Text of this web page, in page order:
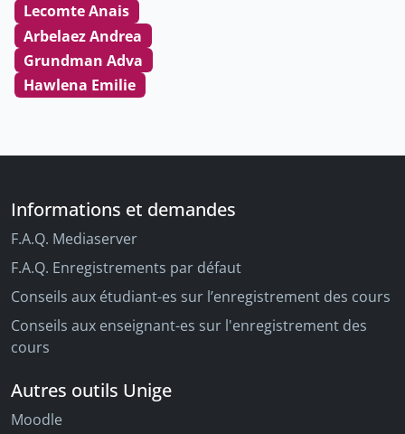
Lecomte Anais
Arbelaez Andrea
Grundman Adva
Hawlena Emilie
Informations et demandes
F.A.Q. Mediaserver
F.A.Q. Enregistrements par défaut
Conseils aux étudiant-es sur l’enregistrement des cours
Conseils aux enseignant-es sur l'enregistrement des
cours
Autres outils Unige
Moodle